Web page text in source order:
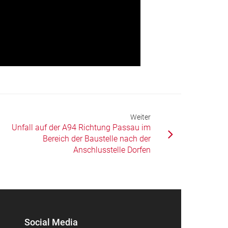
Weiter
Unfall auf der A94 Richtung Passau im
Bereich der Baustelle nach der
Anschlusstelle Dorfen
Social Media